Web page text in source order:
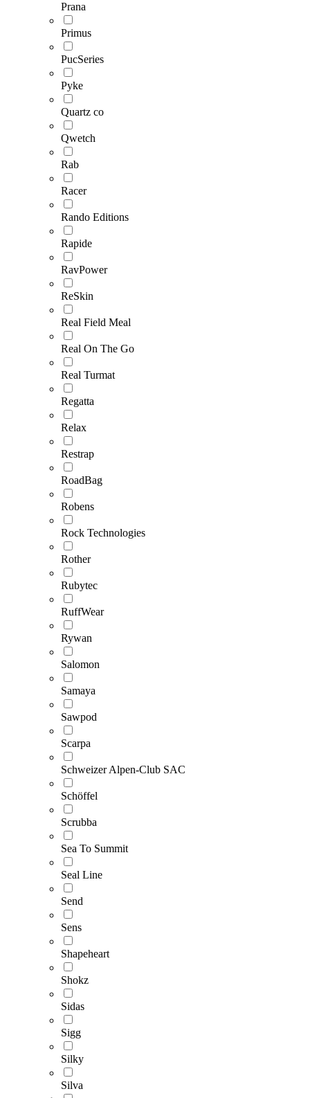
Prana
Primus
PucSeries
Pyke
Quartz co
Qwetch
Rab
Racer
Rando Editions
Rapide
RavPower
ReSkin
Real Field Meal
Real On The Go
Real Turmat
Regatta
Relax
Restrap
RoadBag
Robens
Rock Technologies
Rother
Rubytec
RuffWear
Rywan
Salomon
Samaya
Sawpod
Scarpa
Schweizer Alpen-Club SAC
Schöffel
Scrubba
Sea To Summit
Seal Line
Send
Sens
Shapeheart
Shokz
Sidas
Sigg
Silky
Silva